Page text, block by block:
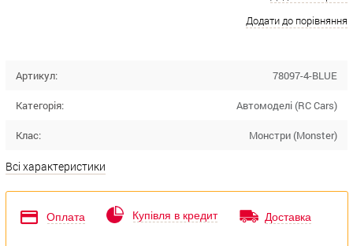
Додати до порівняння
Артикул: 78097-4-BLUE
Категорія: Автомоделі (RC Cars)
Клас: Монстри (Monster)
Всі характеристики
Оплата Купівля в кредит Доставка